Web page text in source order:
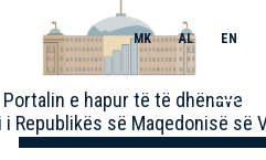
Portalin e hapur të të dhënave
i Republikës së Maqedonisë së
MK AL EN
Toggle